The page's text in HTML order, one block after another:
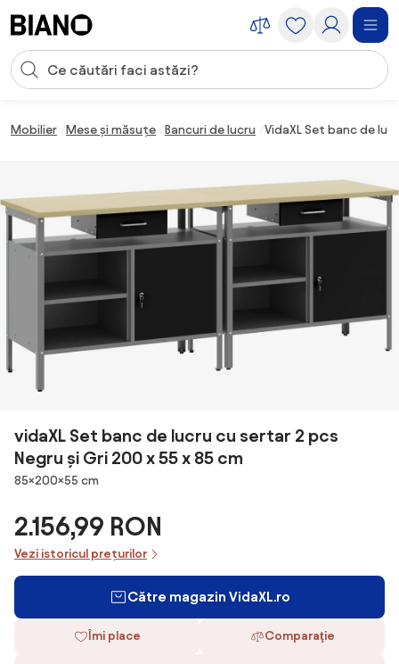
Introducerea căutării
Mobilier Mese și măsuțe Bancuri de lucru VidaXL Set banc de
vidaXL Set banc de lucru cu sertar 2 pcs
Negru și Gri 200 x 55 x 85 cm
Dimensiuni
85×200×55 cm
2.156,99 RON
Vezi istoricul prețurilor
Către magazin VidaXL.ro
Îmi place Comparaţie